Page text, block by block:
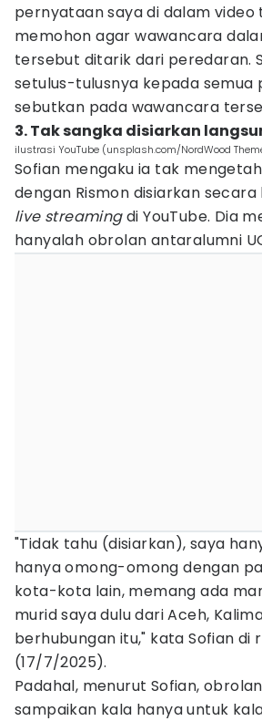
pernyataan saya di dalam
memohon agar wawancara
tersebut ditarik dari peredaran.
setulus-tulusnya kepada semua
sebutkan pada wawancara
3. Tak sangka disiarkan
ilustrasi YouTube (unsplash.com/NordWood
Sofian mengaku ia tak
dengan Rismon disiarkan
live streamingdi YouTube. Dia
hanyalah obrolan antaralumni
"Tidak tahu (disiarkan), saya
hanya omong-omong dengan
kota-kota lain, memang ada
murid saya dulu dari Aceh,
berhubungan itu," kata Sofian di
(17/7/2025).
Padahal, menurut Sofian,
sampaikan kala hanya untuk